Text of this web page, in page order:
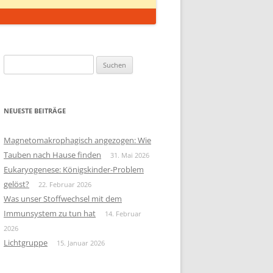
nach:
NEUESTE BEITRÄGE
Magnetomakrophagisch angezogen: Wie
Tauben nach Hause finden
31. Mai 2026
Eukaryogenese: Königskinder-Problem
gelöst?
22. Februar 2026
Was unser Stoffwechsel mit dem
Immunsystem zu tun hat
14. Februar
2026
Lichtgruppe 15. Januar 2026